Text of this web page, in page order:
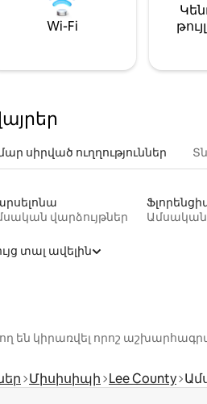
Wi-Fi
սիրված ուղղություններ
վարձույթներ
Ամսական
տալ ավելին
են կիրառվել որոշ
Միսիսիպի Lee County